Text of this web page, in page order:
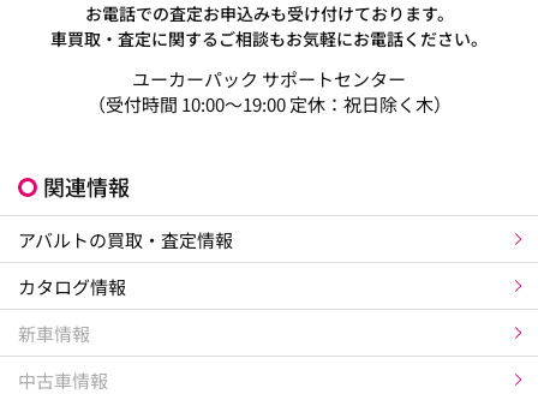
お電話での査定お申込みも受け付けております。
車買取・査定に関するご相談もお気軽にお電話ください。
ユーカーパック サポートセンター
（受付時間 10:00～19:00 定休：祝日除く木）
関連情報
アバルトの買取・査定情報
カタログ情報
新車情報
中古車情報